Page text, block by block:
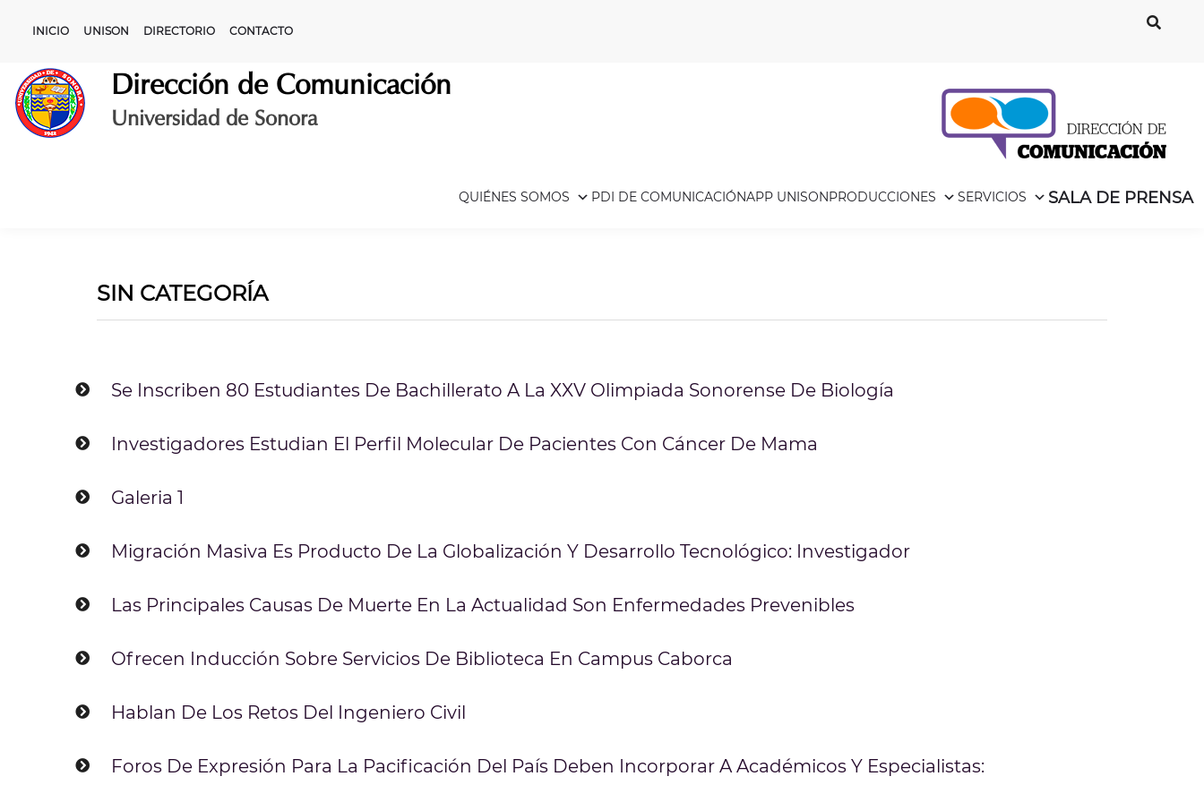
INICIO UNISON DIRECTORIO CONTACTO
Dirección de Comunicación
Universidad de Sonora
QUIÉNES SOMOS PDI DE COMUNICACIÓNAPP UNISONPRODUCCIONES SERVICIOS SALA DE PRENSA
SIN CATEGORÍA
Se Inscriben 80 Estudiantes De Bachillerato A La XXV Olimpiada Sonorense De Biología
Investigadores Estudian El Perfil Molecular De Pacientes Con Cáncer De Mama
Galeria 1
Migración Masiva Es Producto De La Globalización Y Desarrollo Tecnológico: Investigador
Las Principales Causas De Muerte En La Actualidad Son Enfermedades Prevenibles
Ofrecen Inducción Sobre Servicios De Biblioteca En Campus Caborca
Hablan De Los Retos Del Ingeniero Civil
Foros De Expresión Para La Pacificación Del País Deben Incorporar A Académicos Y Especialistas: